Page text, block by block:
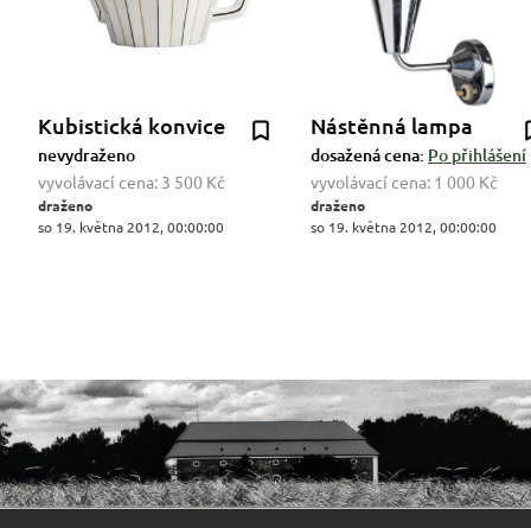
Kubistická konvice
nevydraženo
vyvolávací cena: 3 500 Kč
draženo
so 19. května 2012, 00:00:00
Nástěnná lampa
dosažená cena: Po přihlášení
vyvolávací cena: 1 000 Kč
draženo
so 19. května 2012, 00:00:00